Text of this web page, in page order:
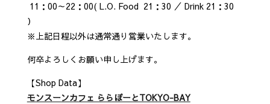
11：00～22：00( L.O. Food 21：30 ／ Drink 21：30
）
※上記日程以外は通常通り営業いたします。
何卒よろしくお願い申し上げます。
【Shop Data】
モンスーンカフェ ららぽーとTOKYO-BAY